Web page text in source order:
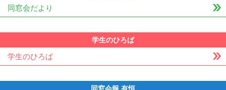
同窓会だより
学生のひろば
学生のひろば
同窓会報 有恒